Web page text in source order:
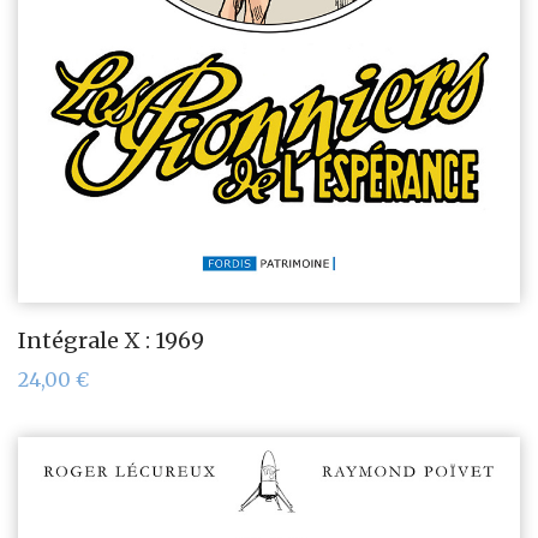
Intégrale X : 1969
24,00 €